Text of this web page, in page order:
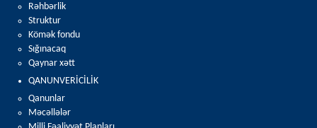
Rəhbərlik
Struktur
Kömək fondu
Sığınacaq
Qaynar xətt
QANUNVERİCİLİK
Qanunlar
Məcəllələr